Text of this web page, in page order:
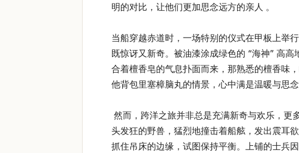
明的对比，让他们更加思念远方的亲人 。
当船穿越赤道时，一场特别的仪式在甲板上举
既惊讶又新奇。被油漆涂成绿色的 “海神” 高
合着檀香皂的气息扑面而来，那熟悉的檀香味
他背包里塞樟脑丸的情景，心中满是温暖与思念
然而，跨洋之旅并非总是充满新奇与欢乐，更
头发狂的野兽，猛烈地撞击着船舷，发出震耳
抓住吊床的边缘，试图保持平衡。上铺的士兵